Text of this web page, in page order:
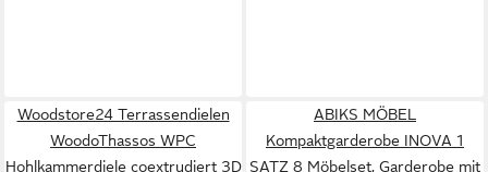
Woodstore24 Terrassendielen
WoodoThassos WPC
Hohlkammerdiele coextrudiert 3D
ABIKS MÖBEL
Kompaktgarderobe INOVA 1
SATZ 8 Möbelset, Garderobe mit